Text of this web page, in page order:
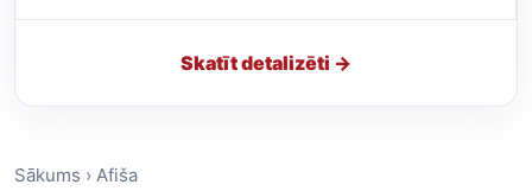
Skatīt detalizēti →
Sākums › Afiša